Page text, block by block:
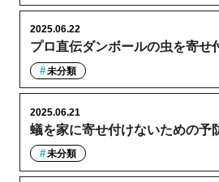
プロ直伝ダンボールの虫を寄せ
2025.06.22
未分類
蟻を家に寄せ付けないための予
2025.06.21
未分類